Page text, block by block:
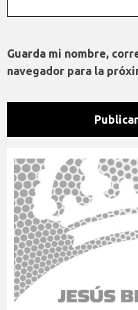
Guarda mi nombre,
navegador para la